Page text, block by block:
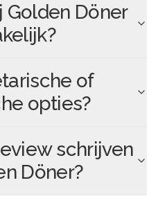
Golden Döner
of
opties?
schrijven
Döner?